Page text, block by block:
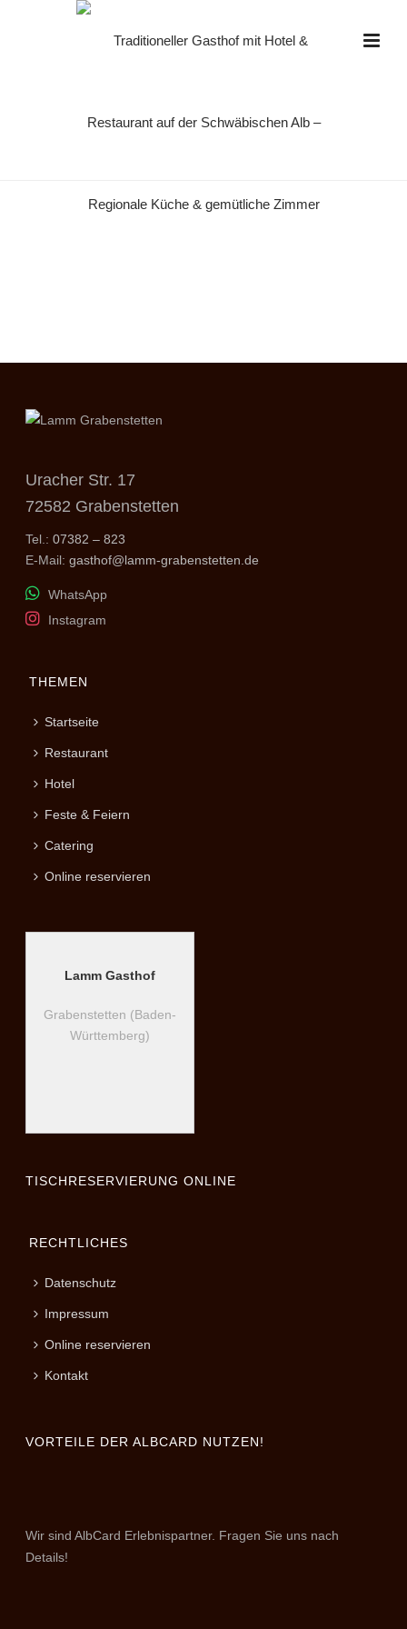
SPEISEN-RESTAURANT-6-1000
Uracher Str. 17
72582 Grabenstetten
Tel.:07382 – 823
E-Mail:gasthof@lamm-grabenstetten.de
WhatsApp
Instagram
THEMEN
Startseite
Restaurant
Hotel
Feste & Feiern
Catering
Online reservieren
Lamm Gasthof
Grabenstetten (Baden-
Württemberg)
TISCHRESERVIERUNG ONLINE
RECHTLICHES
Datenschutz
Impressum
Online reservieren
Kontakt
VORTEILE DER ALBCARD NUTZEN!
Wir sind AlbCard Erlebnispartner. Fragen Sie uns nach
Details!